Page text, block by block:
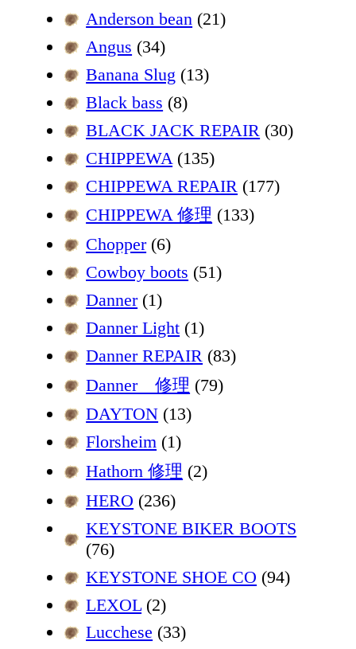
Anderson bean (21)
Angus (34)
Banana Slug (13)
Black bass (8)
BLACK JACK REPAIR (30)
CHIPPEWA (135)
CHIPPEWA REPAIR (177)
CHIPPEWA 修理 (133)
Chopper(6)
Cowboy boots (51)
Danner(1)
Danner Light (1)
Danner REPAIR (83)
Danner 修理 (79)
DAYTON (13)
Florsheim (1)
Hathorn 修理 (2)
HERO (236)
KEYSTONE BIKER BOOTS
(76)
KEYSTONE SHOE CO (94)
LEXOL(2)
Lucchese (33)